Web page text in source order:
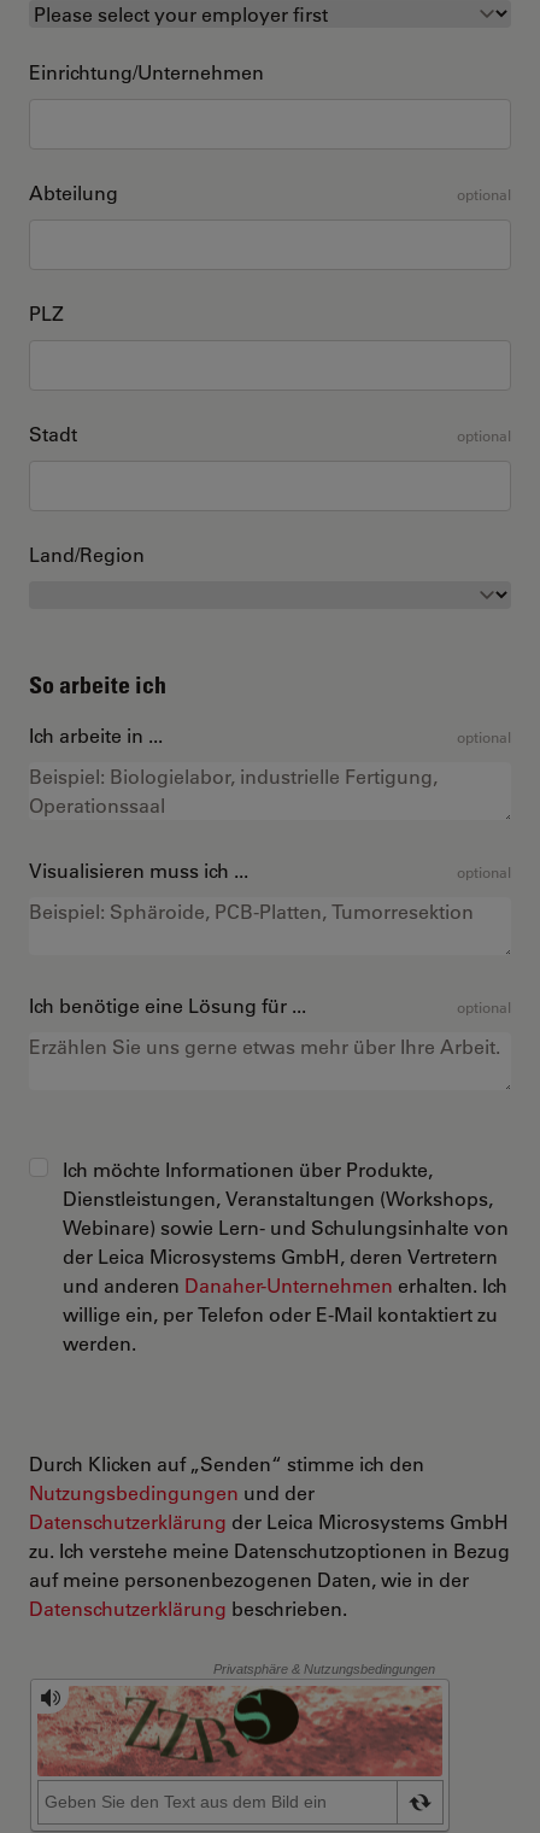
Einrichtung/Unternehmen
Abteilung optional
PLZ
Stadt optional
Land/Region
So arbeite ich
Ich arbeite in ... optional
Visualisieren muss ich ... optional
Ich benötige eine Lösung für ... optional
Ich möchte Informationen über Produkte,
Dienstleistungen, Veranstaltungen (Workshops,
Webinare) sowie Lern- und Schulungsinhalte von
der Leica Microsystems GmbH, deren Vertretern
und anderen Danaher-Unternehmen erhalten. Ich
willige ein, per Telefon oder E-Mail kontaktiert zu
werden.
Durch Klicken auf „Senden“ stimme ich den
Nutzungsbedingungen und der
Datenschutzerklärung der Leica Microsystems GmbH
zu. Ich verstehe meine Datenschutzoptionen in Bezug
auf meine personenbezogenen Daten, wie in der
Datenschutzerklärung beschrieben.